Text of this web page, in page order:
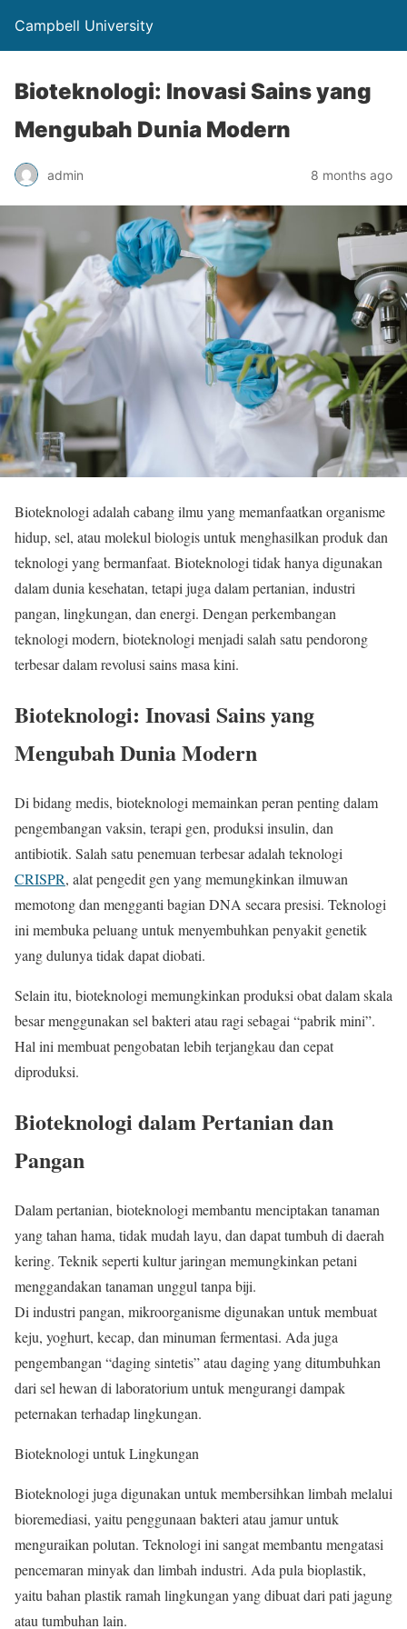
Campbell University
Bioteknologi: Inovasi Sains yang
Mengubah Dunia Modern
admin 8 months ago
Bioteknologi adalah cabang ilmu yang memanfaatkan organisme
hidup, sel, atau molekul biologis untuk menghasilkan produk dan
teknologi yang bermanfaat. Bioteknologi tidak hanya digunakan
dalam dunia kesehatan, tetapi juga dalam pertanian, industri
pangan, lingkungan, dan energi. Dengan perkembangan
teknologi modern, bioteknologi menjadi salah satu pendorong
terbesar dalam revolusi sains masa kini.
Bioteknologi: Inovasi Sains yang
Mengubah Dunia Modern
Di bidang medis, bioteknologi memainkan peran penting dalam
pengembangan vaksin, terapi gen, produksi insulin, dan
antibiotik. Salah satu penemuan terbesar adalah teknologi
CRISPR, alat pengedit gen yang memungkinkan ilmuwan
memotong dan mengganti bagian DNA secara presisi. Teknologi
ini membuka peluang untuk menyembuhkan penyakit genetik
yang dulunya tidak dapat diobati.
Selain itu, bioteknologi memungkinkan produksi obat dalam skala
besar menggunakan sel bakteri atau ragi sebagai “pabrik mini”.
Hal ini membuat pengobatan lebih terjangkau dan cepat
diproduksi.
Bioteknologi dalam Pertanian dan
Pangan
Dalam pertanian, bioteknologi membantu menciptakan tanaman
yang tahan hama, tidak mudah layu, dan dapat tumbuh di daerah
kering. Teknik seperti kultur jaringan memungkinkan petani
menggandakan tanaman unggul tanpa biji.
Di industri pangan, mikroorganisme digunakan untuk membuat
keju, yoghurt, kecap, dan minuman fermentasi. Ada juga
pengembangan “daging sintetis” atau daging yang ditumbuhkan
dari sel hewan di laboratorium untuk mengurangi dampak
peternakan terhadap lingkungan.
Bioteknologi untuk Lingkungan
Bioteknologi juga digunakan untuk membersihkan limbah melalui
bioremediasi, yaitu penggunaan bakteri atau jamur untuk
menguraikan polutan. Teknologi ini sangat membantu mengatasi
pencemaran minyak dan limbah industri. Ada pula bioplastik,
yaitu bahan plastik ramah lingkungan yang dibuat dari pati jagung
atau tumbuhan lain.